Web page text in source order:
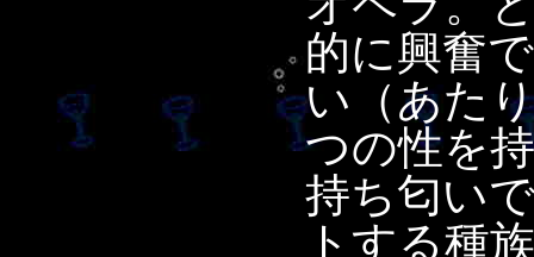
的に興奮
い（あた
つの性を
持ち匂い
トする種